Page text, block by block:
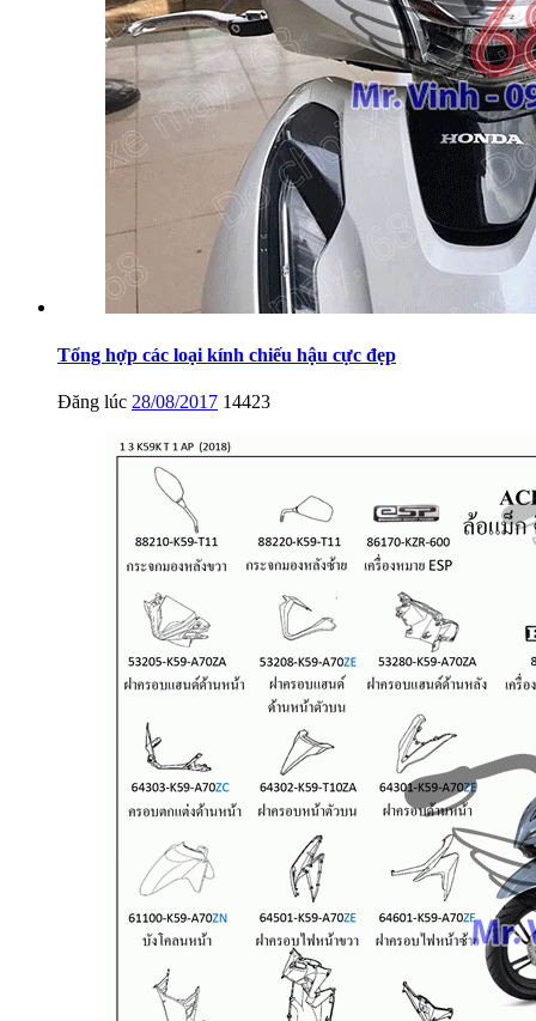
Tổng hợp các loại kính chiếu hậu cực đẹp
Đăng lúc 28/08/2017 14423